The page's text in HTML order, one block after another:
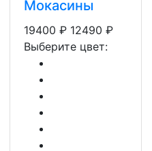
Мокасины
19400 ₽ 12490 ₽
Выберите цвет: